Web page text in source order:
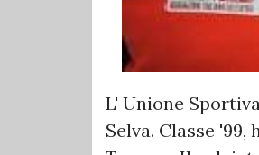
L' Unione
Selva. Classe